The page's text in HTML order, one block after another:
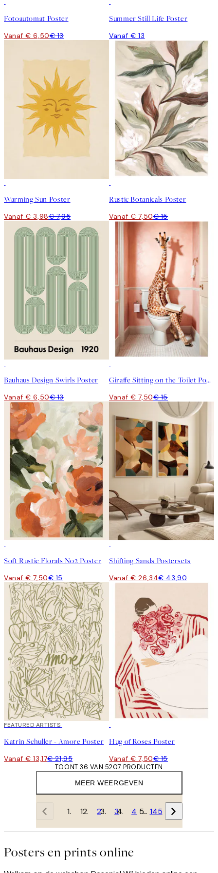
Fotoautomat Poster
Vanaf € 6,50€ 13
Summer Still Life Poster
Vanaf € 13
Warming Sun Poster
Vanaf € 3,98€ 7,95
Rustic Botanicals Poster
Vanaf € 7,50€ 15
Bauhaus Design Swirls Poster
Vanaf € 6,50€ 13
Giraffe Sitting on the Toilet Poster
Vanaf € 7,50€ 15
Soft Rustic Florals No2 Poster
Vanaf € 7,50€ 15
Shifting Sands Postersets
Vanaf € 26,34€ 43,90
40%*
FEATURED ARTISTS
Katrin Schuller - Amore Poster
Vanaf € 13,17€ 21,95
Hug of Roses Poster
Vanaf € 7,50€ 15
MEER WEERGEVEN
TOONT 36 VAN 5207 PRODUCTEN
1 2 3 4 … 145
Posters en prints online